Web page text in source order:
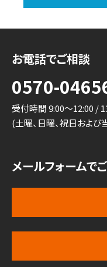
お電話でご相談
0570-
受付時間 9:00～12:00 /
(土曜、日曜、祝日およ
メールフォームで